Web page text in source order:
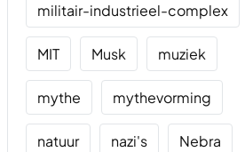
militair-industrieel-complex
MIT Musk muziek
mythe mythevorming
natuur nazi's Nebra